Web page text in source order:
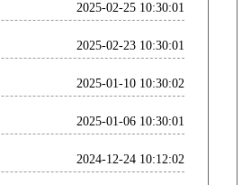
2025-02-25 10:30:01
2025-02-23 10:30:01
2025-01-10 10:30:02
2025-01-06 10:30:01
2024-12-24 10:12:02